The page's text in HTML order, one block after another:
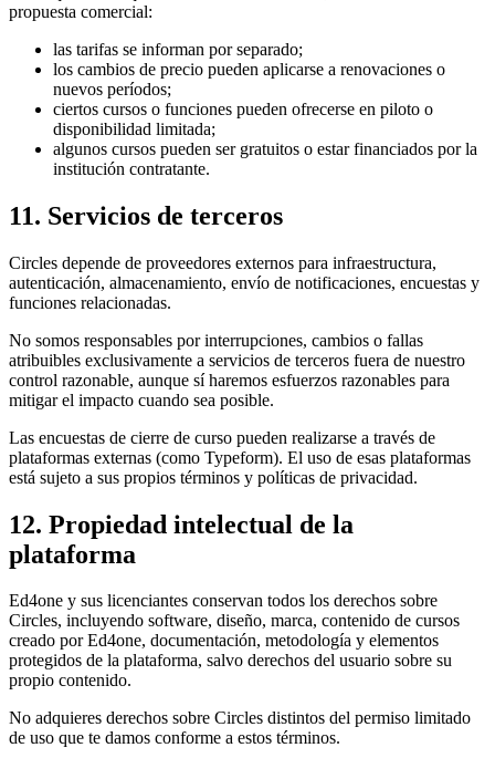
propuesta comercial:
las tarifas se informan por separado;
los cambios de precio pueden aplicarse a renovaciones o
nuevos períodos;
ciertos cursos o funciones pueden ofrecerse en piloto o
disponibilidad limitada;
algunos cursos pueden ser gratuitos o estar financiados por la
institución contratante.
11. Servicios de terceros
Circles depende de proveedores externos para infraestructura,
autenticación, almacenamiento, envío de notificaciones, encuestas y
funciones relacionadas.
No somos responsables por interrupciones, cambios o fallas
atribuibles exclusivamente a servicios de terceros fuera de nuestro
control razonable, aunque sí haremos esfuerzos razonables para
mitigar el impacto cuando sea posible.
Las encuestas de cierre de curso pueden realizarse a través de
plataformas externas (como Typeform). El uso de esas plataformas
está sujeto a sus propios términos y políticas de privacidad.
12. Propiedad intelectual de la
plataforma
Ed4one y sus licenciantes conservan todos los derechos sobre
Circles, incluyendo software, diseño, marca, contenido de cursos
creado por Ed4one, documentación, metodología y elementos
protegidos de la plataforma, salvo derechos del usuario sobre su
propio contenido.
No adquieres derechos sobre Circles distintos del permiso limitado
de uso que te damos conforme a estos términos.